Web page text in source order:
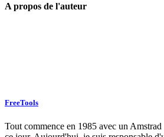
A propos de l'auteur
FreeTools
Tout commence en 1985 avec un